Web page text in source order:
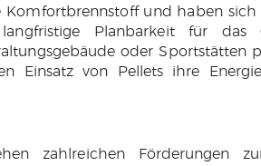
und haben sich
Planbarkeit für das
oder Sportstätten
Einsatz von Pellets ihre
zahlreichen Förderungen